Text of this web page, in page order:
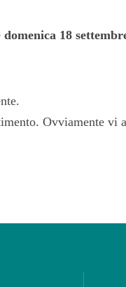
domenica 18
Ovviamente vi